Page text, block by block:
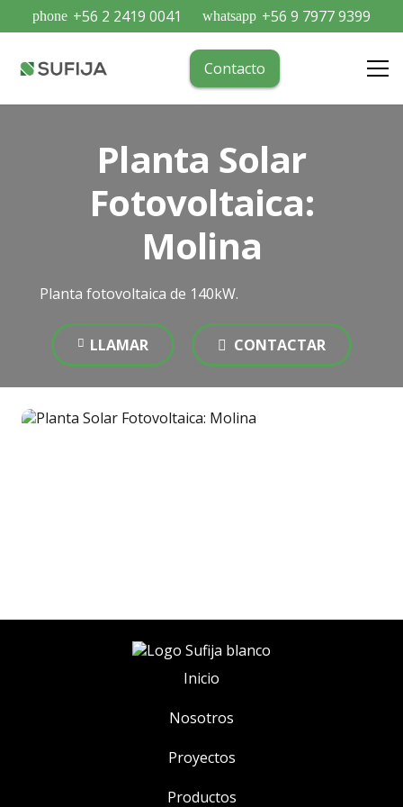
phone +56 2 2419 0041 whatsapp +56 9 7977 9399
Contacto
Planta Solar
Fotovoltaica:
Molina
Planta fotovoltaica de 140kW.
LLAMAR CONTACTAR
Inicio
Nosotros
Proyectos
Productos